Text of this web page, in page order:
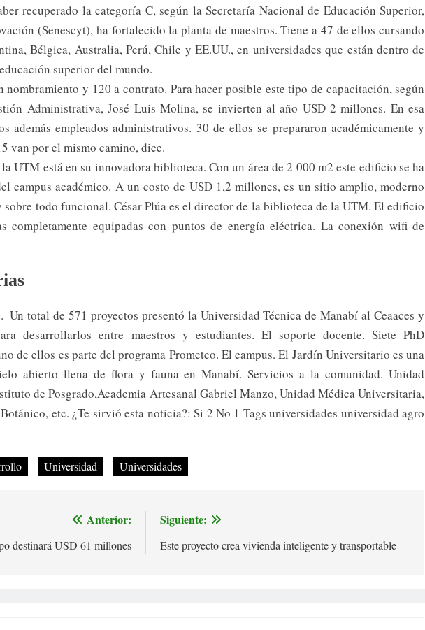
recuperado la categoría C, según la Secretaría Nacional de Educación Superior,
(Senescyt), ha fortalecido la planta de maestros. Tiene a 47 de ellos cursando
Bélgica, Australia, Perú, Chile y EE.UU., en universidades que están dentro de
superior del mundo.
nombramiento y 120 a contrato. Para hacer posible este tipo de capacitación, según
Administrativa, José Luis Molina, se invierten al año USD 2 millones. En esa
además empleados administrativos. 30 de ellos se prepararon académicamente y
van por el mismo camino, dice.
UTM está en su innovadora biblioteca. Con un área de 2 000 m2 este edificio se ha
campus académico. A un costo de USD 1,2 millones, es un sitio amplio, moderno
todo funcional. César Plúa es el director de la biblioteca de la UTM. El edificio
completamente equipadas con puntos de energía eléctrica. La conexión wifi de
Un total de 571 proyectos presentó la Universidad Técnica de Manabí al Ceaaces y
desarrollarlos entre maestros y estudiantes. El soporte docente. Siete PhD
de ellos es parte del programa Prometeo. El campus. El Jardín Universitario es una
abierto llena de flora y fauna en Manabí. Servicios a la comunidad. Unidad
de Posgrado,Academia Artesanal Gabriel Manzo, Unidad Médica Universitaria,
etc. ¿Te sirvió esta noticia?: Si 2 No 1 Tags universidades universidad agro
Universidad Universidades
Anterior:
destinará USD 61 millones
Siguiente:
Este proyecto crea vivienda inteligente y transportable